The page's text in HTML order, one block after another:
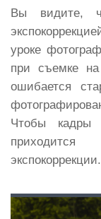
Вы видите,
уроке
при съемке
ошибается
Чтобы
экспокоррекции.